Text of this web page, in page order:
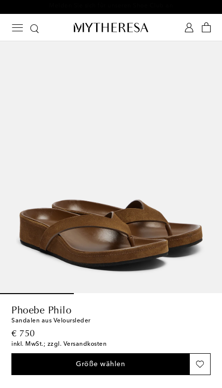
Phoebe Philo
Sandalen aus Veloursleder
€ 750
original price
inkl. MwSt.; zzgl. Versandkosten
Größe wählen